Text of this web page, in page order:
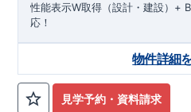
性能表示W取得（設計・建設）+
応！
見学予約・資料請求
物件詳細